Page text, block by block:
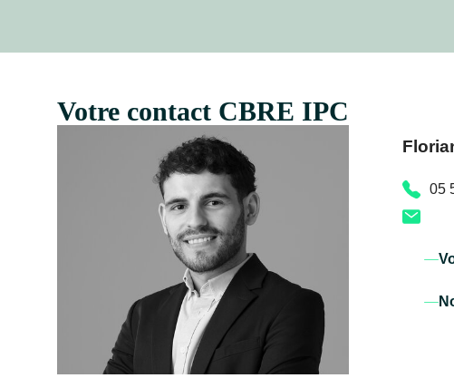
Votre contact CBRE IPC
05